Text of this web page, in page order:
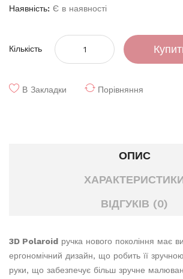
Наявність: Є в наявності
Кількість
В Закладки Порівняння
ОПИС
ВІДГУКІВ (0)
3D Polaroid ручка нового покоління має
ергономічний дизайн, що робить її
руки, що забезпечує більш зручне